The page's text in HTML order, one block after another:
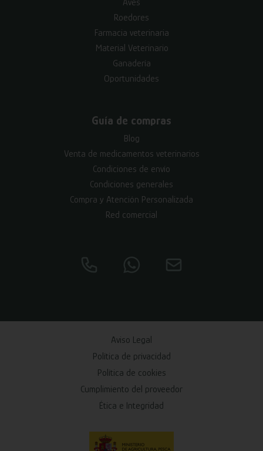
Aves
Roedores
Farmacia veterinaria
Material Veterinario
Ganadería
Oportunidades
Guía de compras
Blog
Venta de medicamentos veterinarios
Condiciones de envío
Condiciones generales
Compra y Atención Personalizada
Red comercial
Aviso Legal
Política de privacidad
Política de cookies
Cumplimiento del proveedor
Ética e Integridad